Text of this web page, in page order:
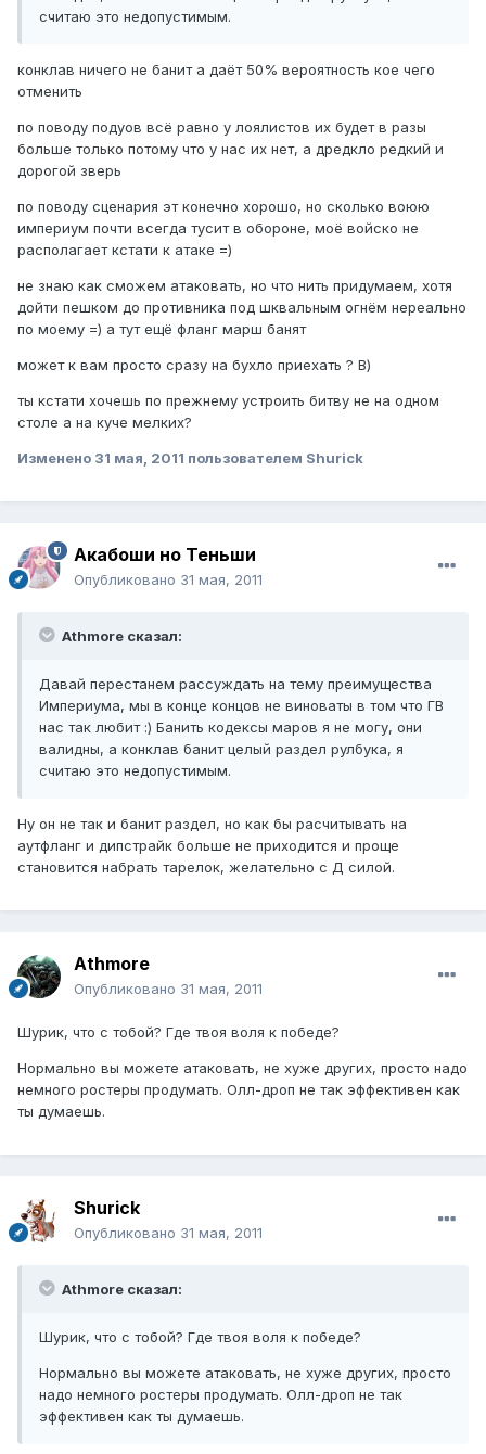
считаю это недопустимым.
конклав ничего не банит а даёт 50% вероятность кое чего
отменить
по поводу подуов всё равно у лоялистов их будет в разы
больше только потому что у нас их нет, а дредкло редкий и
дорогой зверь
по поводу сценария эт конечно хорошо, но сколько воюю
империум почти всегда тусит в обороне, моё войско не
располагает кстати к атаке =)
не знаю как сможем атаковать, но что нить придумаем, хотя
дойти пешком до противника под шквальным огнём нереально
по моему =) а тут ещё фланг марш банят
может к вам просто сразу на бухло приехать ? В)
ты кстати хочешь по прежнему устроить битву не на одном
столе а на куче мелких?
Изменено 31 мая, 2011 пользователем Shurick
Акабоши но Теньши
Опубликовано 31 мая, 2011
Athmore сказал:
Давай перестанем рассуждать на тему преимущества
Империума, мы в конце концов не виноваты в том что ГВ
нас так любит :) Банить кодексы маров я не могу, они
валидны, а конклав банит целый раздел рулбука, я
считаю это недопустимым.
Ну он не так и банит раздел, но как бы расчитывать на
аутфланг и дипстрайк больше не приходится и проще
становится набрать тарелок, желательно с Д силой.
Athmore
Опубликовано 31 мая, 2011
Шурик, что с тобой? Где твоя воля к победе?
Нормально вы можете атаковать, не хуже других, просто надо
немного ростеры продумать. Олл-дроп не так эффективен как
ты думаешь.
Shurick
Опубликовано 31 мая, 2011
Athmore сказал:
Шурик, что с тобой? Где твоя воля к победе?
Нормально вы можете атаковать, не хуже других, просто
надо немного ростеры продумать. Олл-дроп не так
эффективен как ты думаешь.